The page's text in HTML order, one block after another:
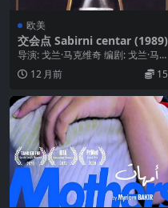
欧美
交会点 Sabirni centar (1989)
导演: 戈兰·马克维奇 编剧: 戈兰·马
克维奇 主演: 拉德·马尔科维奇 / 博...
12 月前 15